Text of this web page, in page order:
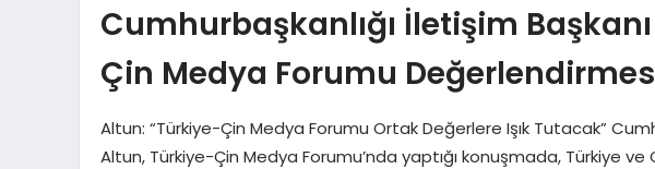
Cumhurbaşkanlığı İletişim
Çin Medya Forumu
Altun: “Türkiye-Çin Medya Forumu Ortak Değerlere Işık Tutacak”
Altun, Türkiye-Çin Medya Forumu’nda yaptığı konuşmada, Türkiye